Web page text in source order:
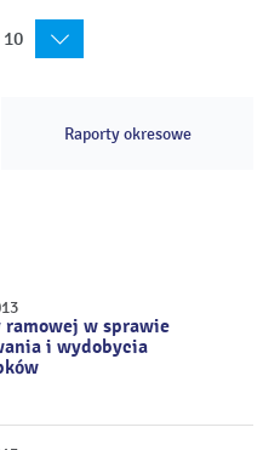
10
Raporty okresowe
ramowej w sprawie
i wydobycia